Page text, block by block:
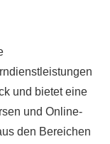
und bietet eine
und Online-
den Bereichen